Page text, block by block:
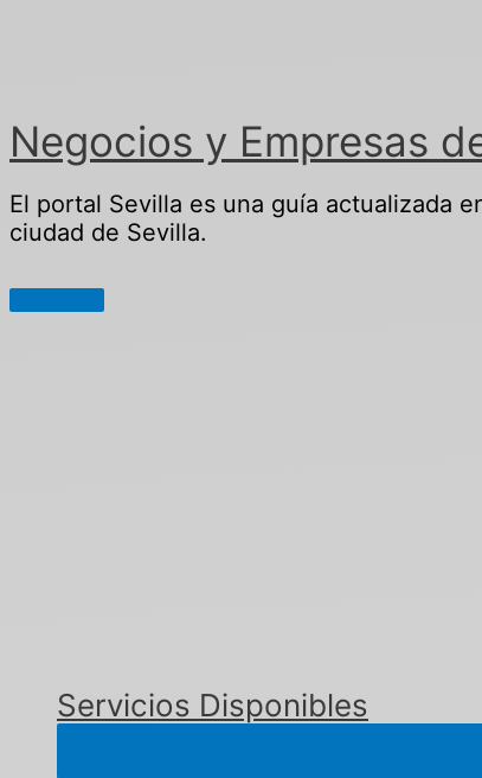
Negocios y Empresas
El portal Sevilla es una guía actualizada
ciudad de Sevilla.
Menú
Servicios Disponibles